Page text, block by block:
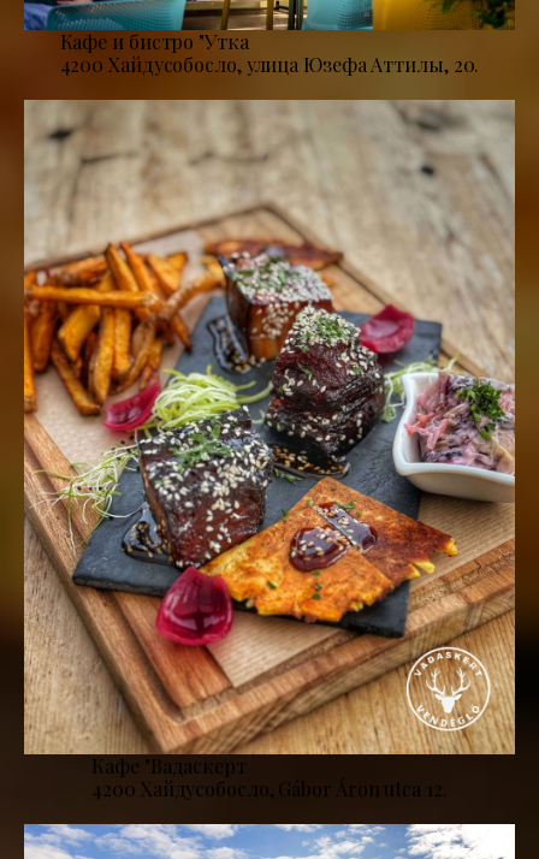
Кафе и бистро "Утка
4200 Хайдусобосло, улица Юзефа Аттилы, 20.
Кафе "Вадаскерт
4200 Хайдусобосло, Gábor Áron utca 12.